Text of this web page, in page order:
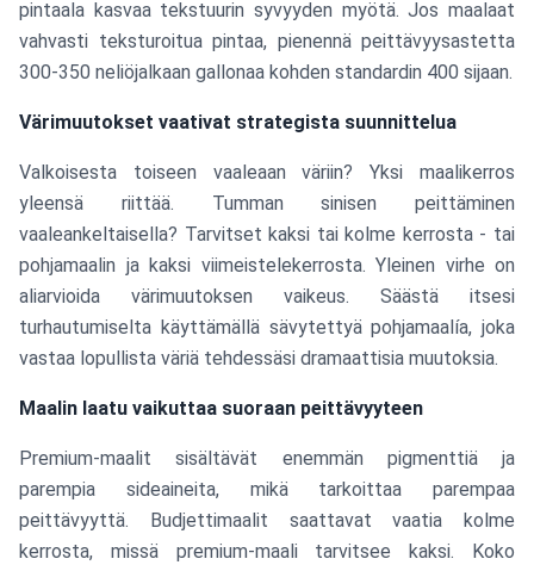
pintaala kasvaa tekstuurin syvyyden myötä. Jos maalaat
vahvasti teksturoitua pintaa, pienennä peittävyysastetta
300-350 neliöjalkaan gallonaa kohden standardin 400 sijaan.
Värimuutokset vaativat strategista suunnittelua
Valkoisesta toiseen vaaleaan väriin? Yksi maalikerros
yleensä riittää. Tumman sinisen peittäminen
vaaleankeltaisella? Tarvitset kaksi tai kolme kerrosta - tai
pohjamaalin ja kaksi viimeistelekerrosta. Yleinen virhe on
aliarvioida värimuutoksen vaikeus. Säästä itsesi
turhautumiselta käyttämällä sävytettyä pohjamaalía, joka
vastaa lopullista väriä tehdessäsi dramaattisia muutoksia.
Maalin laatu vaikuttaa suoraan peittävyyteen
Premium-maalit sisältävät enemmän pigmenttiä ja
parempia sideaineita, mikä tarkoittaa parempaa
peittävyyttä. Budjettimaalit saattavat vaatia kolme
kerrosta, missä premium-maali tarvitsee kaksi. Koko